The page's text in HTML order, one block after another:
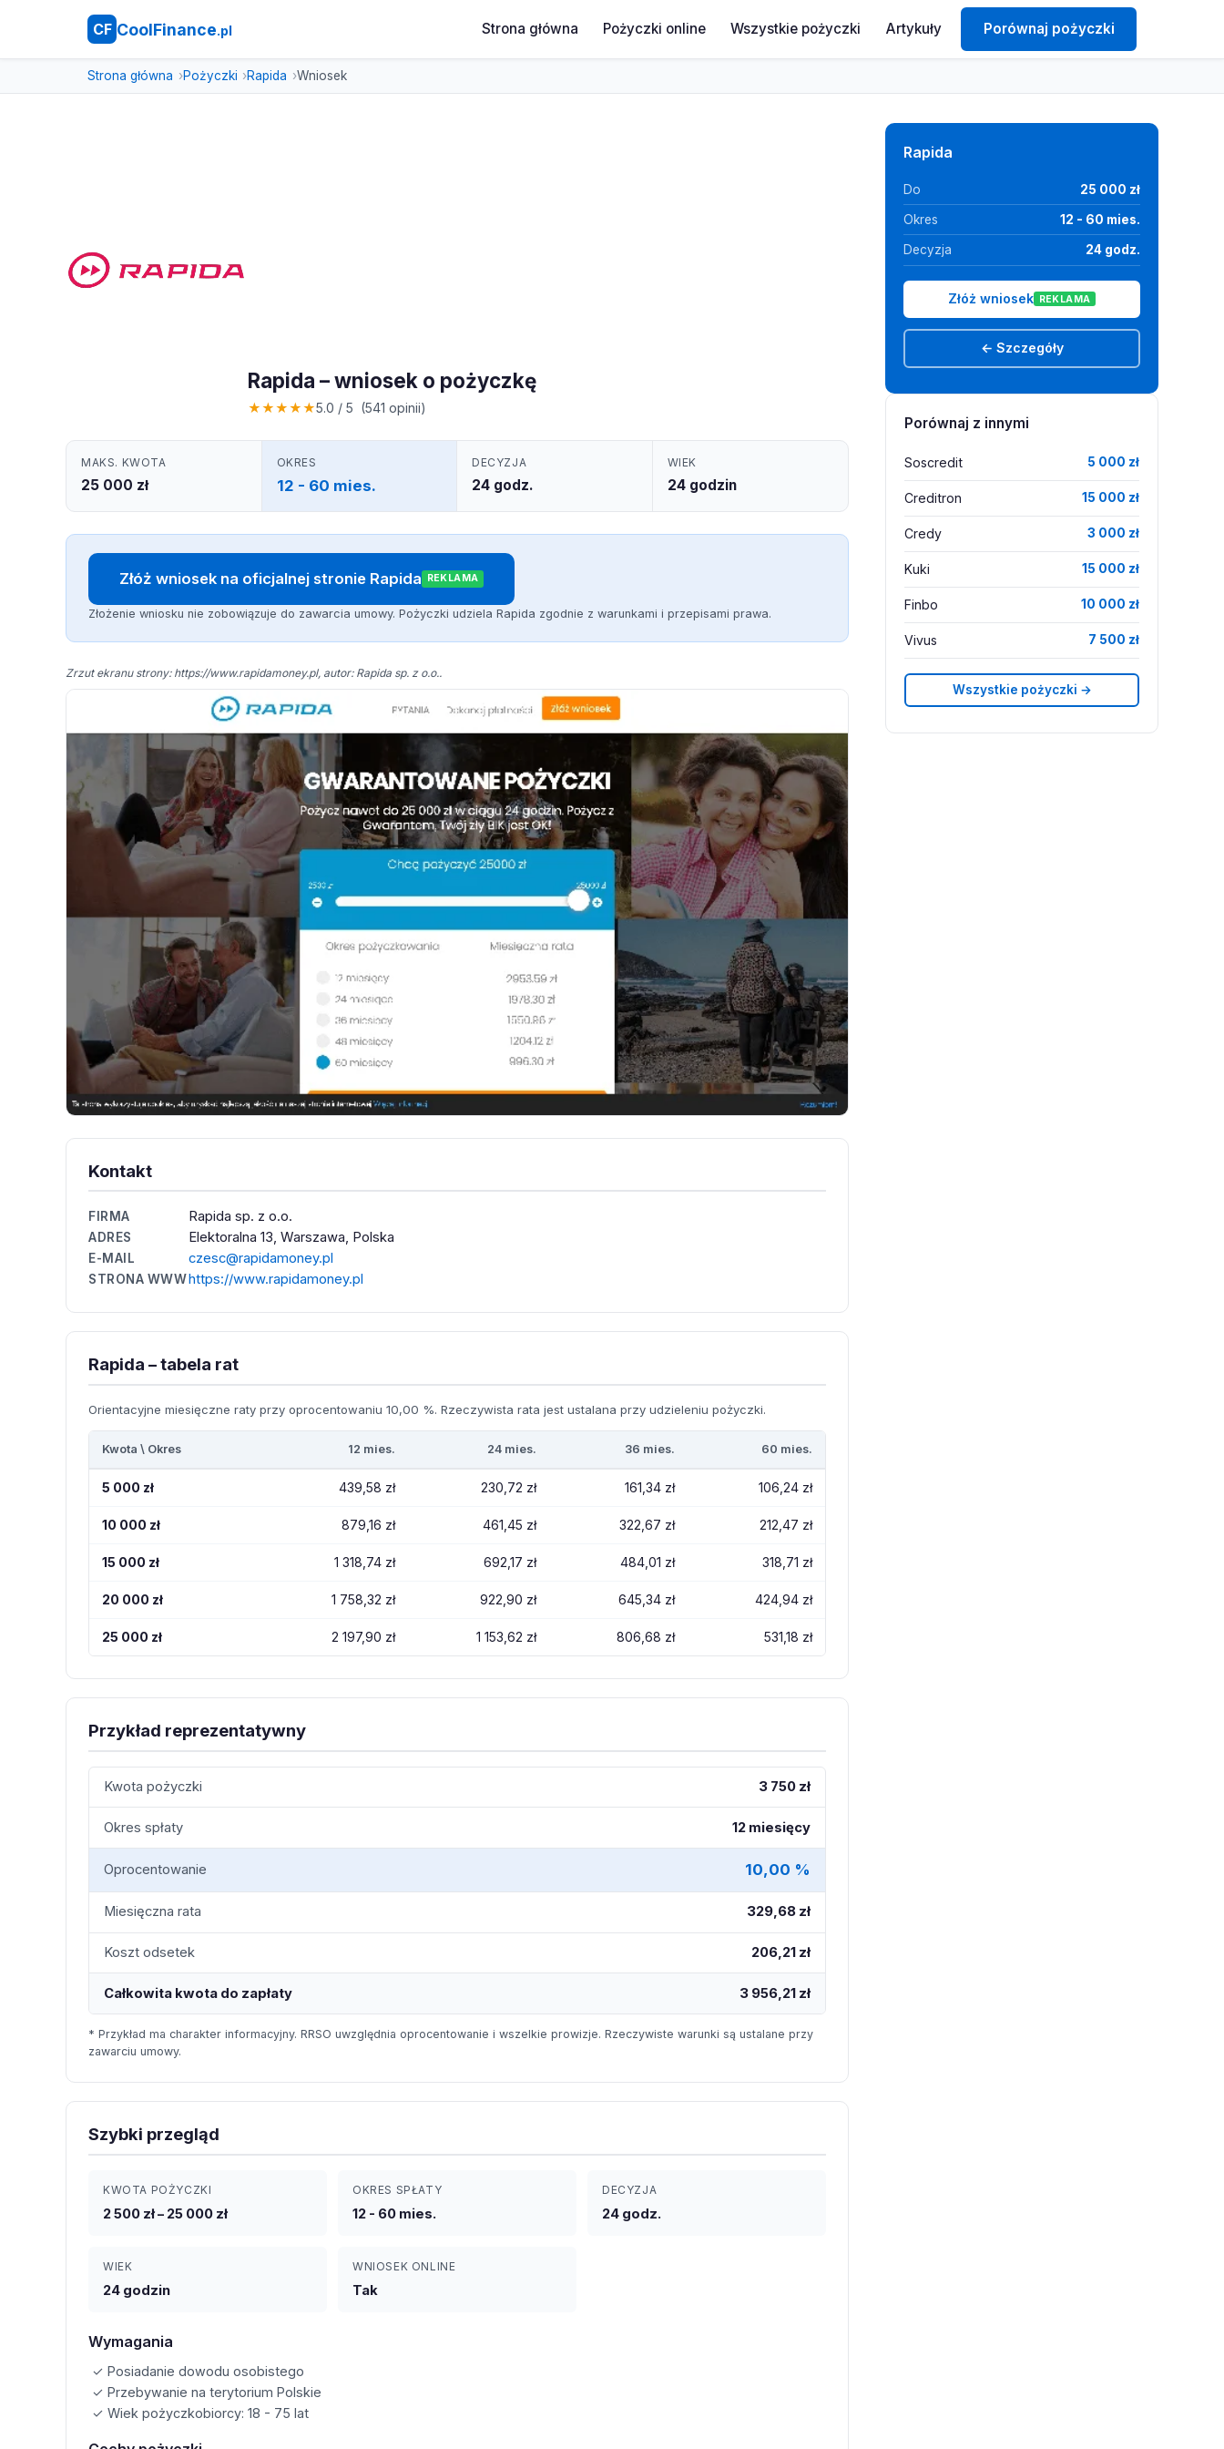
CF CoolFinance.pl Strona główna Pożyczki online Wszystkie pożyczki Artykuły Porównaj pożyczki
Strona główna Pożyczki Rapida Wniosek
Rapida – wniosek o pożyczkę
★★★★★5.0 / 5 (541 opinii)
MAKS. KWOTA
25 000 zł
OKRES
12 - 60 mies.
DECYZJA
24 godz.
WIEK
24 godzin
Złóż wniosek na oficjalnej stronie Rapida REKLAMA
Złożenie wniosku nie zobowiązuje do zawarcia umowy. Pożyczki udziela Rapida zgodnie z warunkami i przepisami prawa.
Zrzut ekranu strony: https://www.rapidamoney.pl, autor: Rapida sp. z o.o..
Kontakt
FIRMA Rapida sp. z o.o.
ADRES Elektoralna 13, Warszawa, Polska
E-MAIL czesc@rapidamoney.pl
STRONA WWW https://www.rapidamoney.pl
Rapida – tabela rat
Orientacyjne miesięczne raty przy oprocentowaniu 10,00 %. Rzeczywista rata jest ustalana przy udzieleniu pożyczki.
Kwota \ Okres 12 mies. 24 mies. 36 mies. 60 mies.
5 000 zł 439,58 zł 230,72 zł 161,34 zł 106,24 zł
10 000 zł 879,16 zł 461,45 zł 322,67 zł 212,47 zł
15 000 zł 1 318,74 zł 692,17 zł 484,01 zł 318,71 zł
20 000 zł 1 758,32 zł 922,90 zł 645,34 zł 424,94 zł
25 000 zł 2 197,90 zł 1 153,62 zł 806,68 zł 531,18 zł
Przykład reprezentatywny
Kwota pożyczki 3 750 zł
Okres spłaty 12 miesięcy
Oprocentowanie 10,00 %
Miesięczna rata 329,68 zł
Koszt odsetek 206,21 zł
Całkowita kwota do zapłaty 3 956,21 zł
* Przykład ma charakter informacyjny. RRSO uwzględnia oprocentowanie i wszelkie prowizje. Rzeczywiste warunki są ustalane przy
zawarciu umowy.
Szybki przegląd
KWOTA POŻYCZKI
2 500 zł – 25 000 zł
OKRES SPŁATY
12 - 60 mies.
DECYZJA
24 godz.
WIEK
24 godzin
WNIOSEK ONLINE
Tak
Wymagania
✓ Posiadanie dowodu osobistego
✓ Przebywanie na terytorium Polskie
✓ Wiek pożyczkobiorcy: 18 - 75 lat
Rapida
Do 25 000 zł
Okres 12 - 60 mies.
Decyzja 24 godz.
Złóż wniosek REKLAMA
← Szczegóły
Porównaj z innymi
Soscredit 5 000 zł
Creditron 15 000 zł
Credy 3 000 zł
Kuki 15 000 zł
Finbo 10 000 zł
Vivus 7 500 zł
Wszystkie pożyczki →